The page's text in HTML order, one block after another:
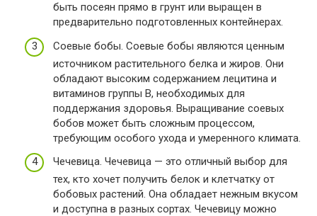
быть посеян прямо в грунт или выращен в
предварительно подготовленных контейнерах.
Соевые бобы. Соевые бобы являются ценным
источником растительного белка и жиров. Они
обладают высоким содержанием лецитина и
витаминов группы В, необходимых для
поддержания здоровья. Выращивание соевых
бобов может быть сложным процессом,
требующим особого ухода и умеренного климата.
Чечевица. Чечевица — это отличный выбор для
тех, кто хочет получить белок и клетчатку от
бобовых растений. Она обладает нежным вкусом
и доступна в разных сортах. Чечевицу можно